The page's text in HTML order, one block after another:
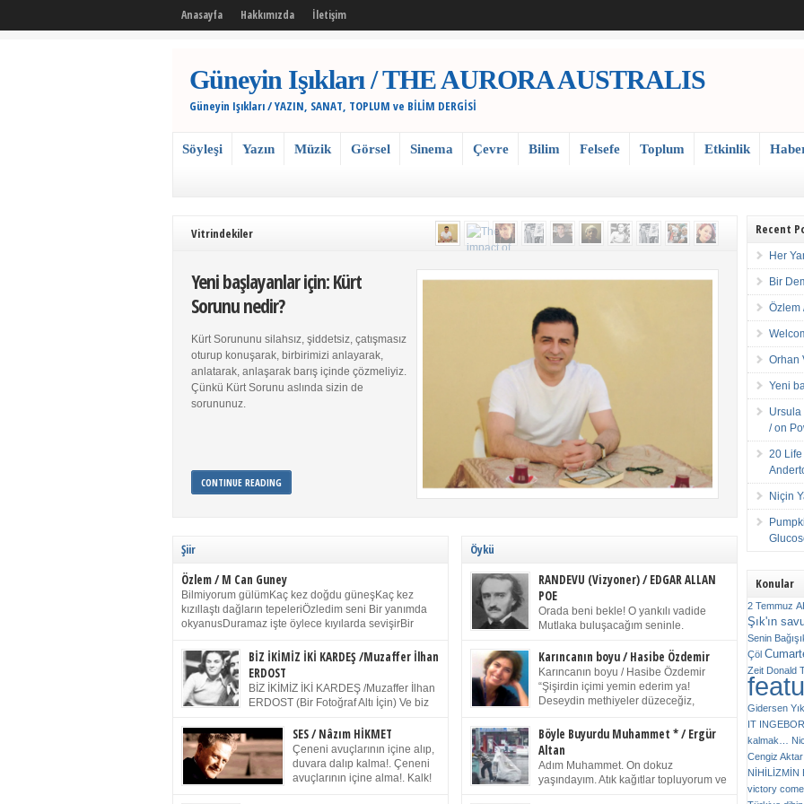
Anasayfa Hakkımızda İletişim
Güneyin Işıkları / THE AURORA AUSTRALIS
Güneyin Işıkları / YAZIN, SANAT, TOPLUM ve BİLİM DERGİSİ
Söyleşi Yazın Müzik Görsel Sinema Çevre Bilim Felsefe Toplum Etkinlik
Vitrindekiler
Yeni başlayanlar için: Kürt
Sorunu nedir?
Kürt Sorununu silahsız, şiddetsiz, çatışmasız
oturup konuşarak, birbirimizi anlayarak,
anlatarak, anlaşarak barış içinde çözmeliyiz.
Çünkü Kürt Sorunu aslında sizin de
sorununuz.
CONTINUE READING
Şiir
Özlem / M Can Guney
Bilmiyorum gülümKaç kez doğdu güneşKaç kez
kızıllaştı dağların tepeleriÖzledim seni Bir yanımda
okyanusDuramaz işte öylece kıyılarda sevişirBir
dururSokulur yalnızlığıma kokun olur Gözlerim bir
buruk gülümsemeDudağımda buğusu
öpüşlerinGeceler boyuÖzledim seni 2004 Haziran
Sydney / Toplumsal Kaynak / Memduh Güney
BİZ İKİMİZ İKİ KARDEŞ /Muzaffer İlhan
ERDOST
BİZ İKİMİZ İKİ KARDEŞ /Muzaffer İlhan
ERDOST (Bir Fotoğraf Altı İçin) Ve biz
Duracağız Fotoğrafımızda durduğumuz gibi Benim
ellerimde kelepçe Yüzümde yapay bir gülüş
(Kelepçeyi yadırgamanın gülüşü belki İlk kez olduğu
için Sonra alıştım Ve unuttum sonra kelepçeyi
SES / Nâzım HİKMET
Çeneni avuçlarının içine alıp,
duvara dalıp kalma!. Çeneni
avuçlarının içine alma!. Kalk!
Öykü
RANDEVU (Vizyoner) / EDGAR ALLAN
POE
Orada beni bekle! O yankılı vadide
Mutlaka buluşacağım seninle.
karısının ölümü üstüne yazdığı ağıt.) Talihsiz ve
gizemli adam! – Sen ki kendi hayal gücünün
parlaklığıyla afalladın, gençliğinin alevleri arasına
düştün! Hayalimde seni tekrar görüyorum! Bir kez
olduğun gibi değil soğuk vadide ve gölgelerin […]
Karıncanın boyu / Hasibe Özdemir
Karıncanın boyu / Hasibe Özdemir
“Şişirdin içimi yemin ederim ya!
Deseydin methiyeler düzeceğiz,
titriyor. “Sana gel demedim kızım.” diyorum sakince.
“Takıldın peşime madem, ne duyarsan
katlanacaksın.” Bir sigara yakıyor. Başını yana yatırıp,
bezmiş annelerin yılgın bakışıyla süzüyor beni.
Kaşlarımı kaldırıp ona bakıyorum ben de. Pes ediyor.
Böyle Buyurdu Muhammet * / Ergür
Altan
Adım Muhammet. On dokuz
yaşındayım. Atık kağıtlar topluyorum ve
Recent
Her
Bir
Özlem
Orhan
Yeni
Ursula
/ on
20
Niçin
Konular
2 Temmuz
Şık'ın
Senin
Çöl
Zeit Donald
Gidersen
IT
kalmak…
Cengiz Aktar
NİHİLİZMİN
victory